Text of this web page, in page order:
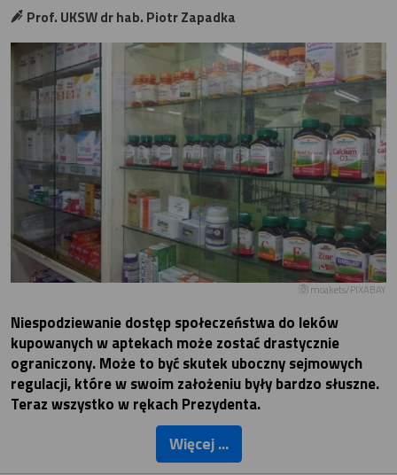
Prof. UKSW dr hab. Piotr Zapadka
moakets/PIXABAY
Niespodziewanie dostęp społeczeństwa do leków
kupowanych w aptekach może zostać drastycznie
ograniczony. Może to być skutek uboczny sejmowych
regulacji, które w swoim założeniu były bardzo słuszne.
Teraz wszystko w rękach Prezydenta.
Więcej ...